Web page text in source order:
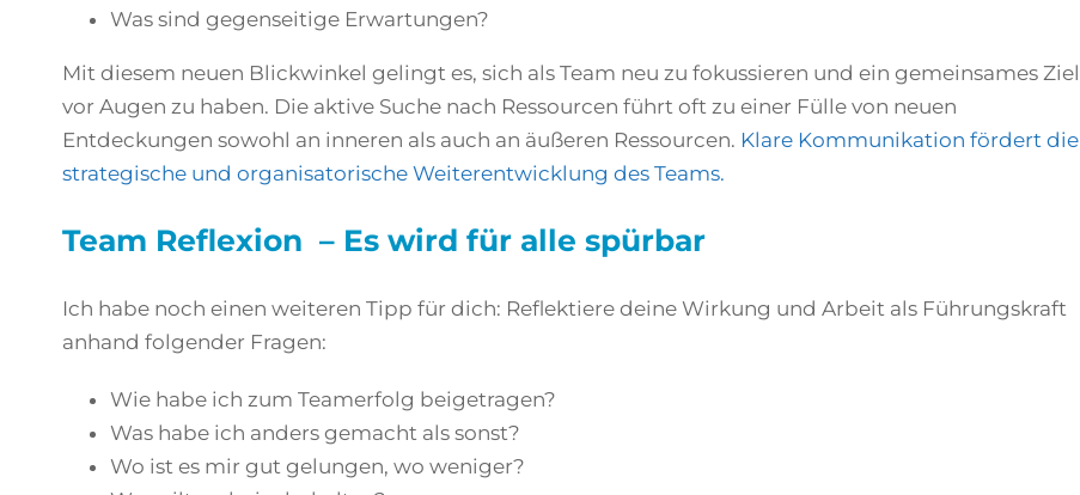
Was sind gegenseitige Erwartungen?
Mit diesem neuen Blickwinkel gelingt es, sich als Team neu zu fokussieren und ein gemeinsames Ziel
vor Augen zu haben. Die aktive Suche nach Ressourcen führt oft zu einer Fülle von neuen
Entdeckungen sowohl an inneren als auch an äußeren Ressourcen. Klare Kommunikation fördert die
strategische und organisatorische Weiterentwicklung des Teams.
Team Reflexion – Es wird für alle spürbar
Ich habe noch einen weiteren Tipp für dich: Reflektiere deine Wirkung und Arbeit als Führungskraft
anhand folgender Fragen:
Wie habe ich zum Teamerfolg beigetragen?
Was habe ich anders gemacht als sonst?
Wo ist es mir gut gelungen, wo weniger?